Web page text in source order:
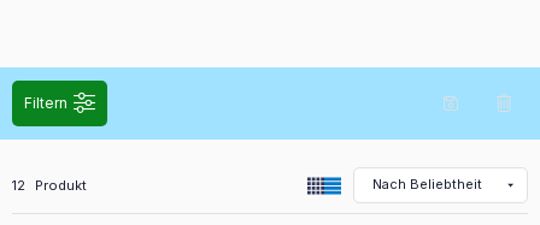
Filtern
Alle Produkte in der Kategorie
12 Produkt